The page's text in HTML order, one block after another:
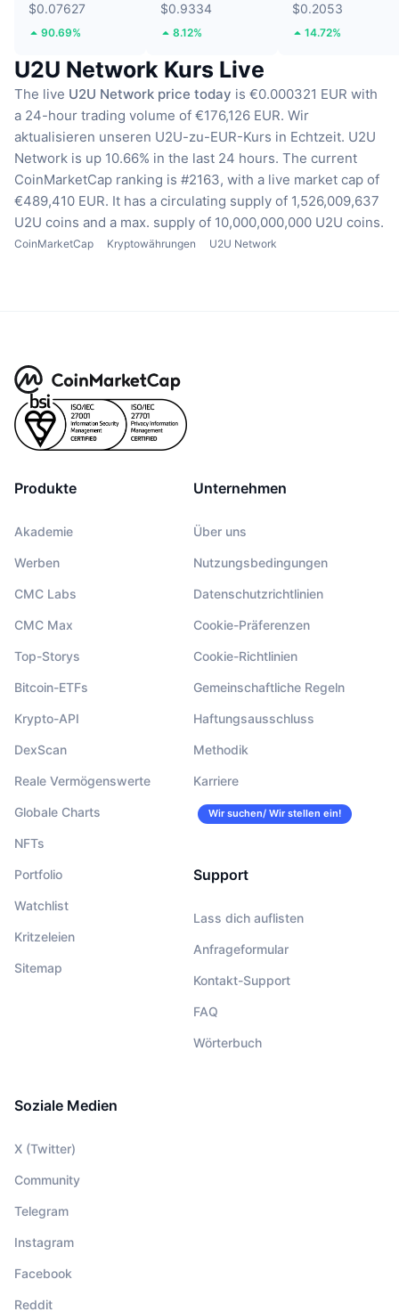
$0.07627
90.69%
$0.9334
8.12%
$0.2053
14.72%
U2U Network Kurs Live
The live U2U Network price today is €0.000321 EUR with
a 24-hour trading volume of €176,126 EUR. Wir
aktualisieren unseren U2U-zu-EUR-Kurs in Echtzeit. U2U
Network is up 10.66% in the last 24 hours. The current
CoinMarketCap ranking is #2163, with a live market cap of
€489,410 EUR. It has a circulating supply of 1,526,009,637
U2U coins and a max. supply of 10,000,000,000 U2U coins.
CoinMarketCap Kryptowährungen U2U Network
Produkte
Akademie
Werben
CMC Labs
CMC Max
Top-Storys
Bitcoin-ETFs
Krypto-API
DexScan
Reale Vermögenswerte
Globale Charts
NFTs
Portfolio
Watchlist
Kritzeleien
Sitemap
Unternehmen
Über uns
Nutzungsbedingungen
Datenschutzrichtlinien
Cookie-Präferenzen
Cookie-Richtlinien
Gemeinschaftliche Regeln
Haftungsausschluss
Methodik
Karriere
Wir suchen/ Wir stellen ein!
Support
Lass dich auflisten
Anfrageformular
Kontakt-Support
FAQ
Wörterbuch
Soziale Medien
X (Twitter)
Community
Telegram
Instagram
Facebook
Reddit